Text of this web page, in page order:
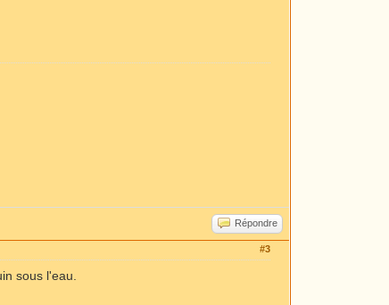
Répondre
#3
sous l'eau.